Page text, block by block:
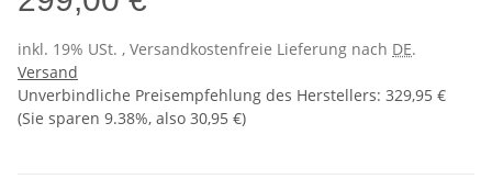
inkl. 19% USt. , Versandkostenfreie Lieferung nach DE.
Versand
Unverbindliche Preisempfehlung des Herstellers: 329,95 €
(Sie sparen 9.38%, also 30,95 €)